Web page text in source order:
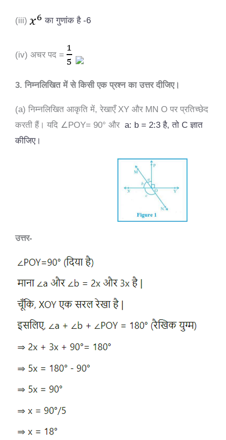
(iii) कागुणांक है -6
(iv) अचर पद =
3. निम्नलिखित में से किसी एक प्रश्न का उत्तर दीजिए।
(a) निम्नलिखित आकृति में, रेखाएँ XY और MN O पर प्रतिच्छेद
करती हैं। यदि ∠POY= 90° और a: b = 2:3 है, तो C ज्ञात
कीजिए।
उत्तर-